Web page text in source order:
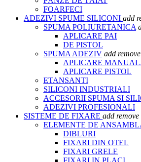
FOARFECI
ADEZIVI SPUME SILICONI add
SPUMA POLIURETANICA
APLICARE PAI
DE PISTOL
SPUMA ADEZIV add remove
APLICARE
APLICARE PISTOL
ETANSANTI
SILICONI INDUSTRIALI
ACCESORII SPUMA SI
ADEZIVI PROFESIONALI
SISTEME DE FIXARE add remove
ELEMENTE DE
DIBLURI
FIXARI DIN OTEL
FIXARI GRELE
FIXARI IN PLACI